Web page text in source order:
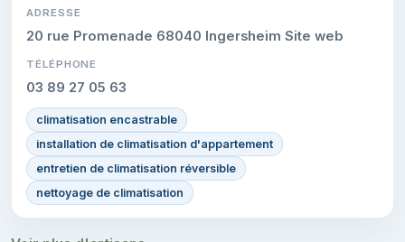
ADRESSE
20 rue Promenade 68040 Ingersheim Site web
TÉLÉPHONE
03 89 27 05 63
climatisation encastrable
installation de climatisation d'appartement
entretien de climatisation réversible
nettoyage de climatisation